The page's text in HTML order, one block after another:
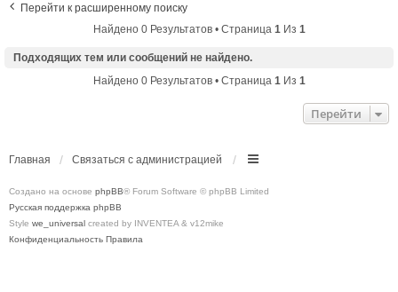
Перейти к расширенному поиску
Найдено 0 Результатов • Страница 1 Из 1
Подходящих тем или сообщений не найдено.
Найдено 0 Результатов • Страница 1 Из 1
Перейти
Главная Связаться с администрацией
Создано на основе phpBB® Forum Software © phpBB Limited
Русская поддержка phpBB
Style we_universal created by INVENTEA & v12mike
Конфиденциальность Правила